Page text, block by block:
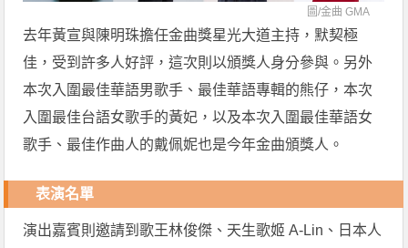
圖/金曲 GMA
去年黃宣與陳明珠擔任金曲獎星光大道主持，默契極
佳，受到許多人好評，這次則以頒獎人身分參與。另外
本次入圍最佳華語男歌手、最佳華語專輯的熊仔，本次
入圍最佳台語女歌手的黃妃，以及本次入圍最佳華語女
歌手、最佳作曲人的戴佩妮也是今年金曲頒獎人。
表演名單
演出嘉賓則邀請到歌王林俊傑、天生歌姬 A-Lin、日本人